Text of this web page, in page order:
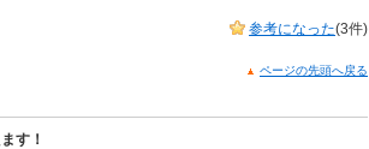
参考になった(3件)
ページの先頭へ戻る
す！